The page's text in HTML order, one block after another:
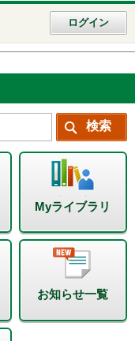
ログイン
Myライブラリ
お知らせ一覧